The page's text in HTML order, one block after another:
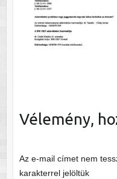
Vélemény,
Az e-mail címet nem
karakterrel jelöltük